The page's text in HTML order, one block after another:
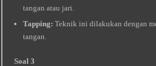
tangan atau jari.
Tapping: Teknik ini dilakukan dengan
tangan.
Soal 3